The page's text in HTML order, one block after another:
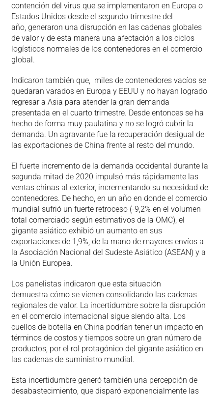
contención del virus que se implementaron en Europa o
Estados Unidos desde el segundo trimestre del
año, generaron una disrupción en las cadenas globales
de valor y de esta manera una afectación a los ciclos
logísticos normales de los contenedores en el comercio
global.
Indicaron también que, miles de contenedores vacíos se
quedaran varados en Europa y EEUU y no hayan logrado
regresar a Asia para atender la gran demanda
presentada en el cuarto trimestre. Desde entonces se ha
hecho de forma muy paulatina y no se logró cubrir la
demanda. Un agravante fue la recuperación desigual de
las exportaciones de China frente al resto del mundo.
El fuerte incremento de la demanda occidental durante la
segunda mitad de 2020 impulsó más rápidamente las
ventas chinas al exterior, incrementando su necesidad de
contenedores. De hecho, en un año en donde el comercio
mundial sufrió un fuerte retroceso (-9,2% en el volumen
total comerciado según estimativos de la OMC), el
gigante asiático exhibió un aumento en sus
exportaciones de 1,9%, de la mano de mayores envíos a
la Asociación Nacional del Sudeste Asiático (ASEAN) y a
la Unión Europea.
Los panelistas indicaron que esta situación
demuestra cómo se vienen consolidando las cadenas
regionales de valor. La incertidumbre sobre la disrupción
en el comercio internacional sigue siendo alta. Los
cuellos de botella en China podrían tener un impacto en
términos de costos y tiempos sobre un gran número de
productos, por el rol protagónico del gigante asiático en
las cadenas de suministro mundial.
Esta incertidumbre generó también una percepción de
desabastecimiento, que disparó exponencialmente las